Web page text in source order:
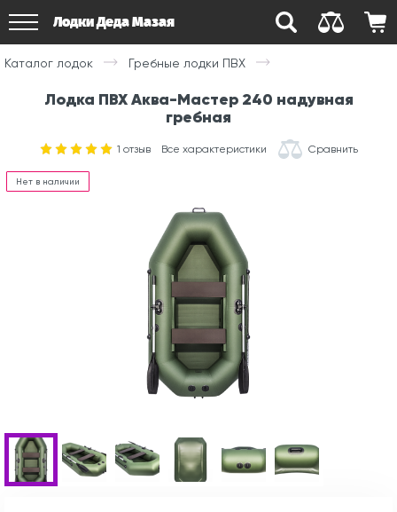
Лодки Деда Мазая
Каталог лодок Гребные лодки ПВХ
Лодка ПВХ Аква-Мастер 240 надувная
гребная
1 отзыв Все характеристики Сравнить
Нет в наличии